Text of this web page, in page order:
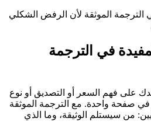
الموثقة لأن الرفض الشكلي
في الترجمة
على فهم السعر أو التصديق أو نوع
في صفحة واحدة. مع الترجمة الموثقة
من سيستلم الوثيقة، وما الذي